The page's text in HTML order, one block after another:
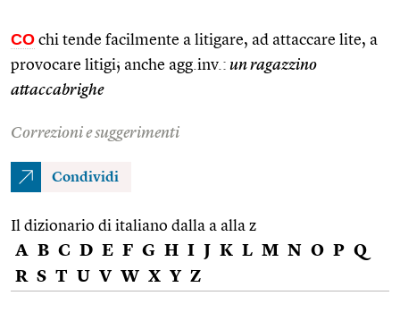
CO chi tende facilmente a litigare, ad attaccare lite, a
provocare litigi; anche agg.inv.: un ragazzino
attaccabrighe
Correzioni e suggerimenti
Condividi
Il dizionario di italiano dalla a alla z
A B C D E F G H I J K L M N O P Q
R S T U V W X Y Z